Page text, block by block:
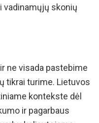
vadinamųjų skonių
ne visada pastebime
tikrai turime. Lietuvos
kontekste dėl
ir pagarbaus